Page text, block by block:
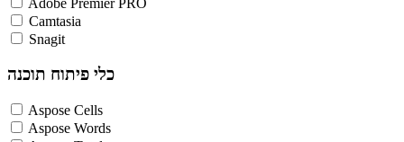
Camtasia
Snagit
כלי פיתוח תוכנה
Aspose Cells
Aspose Words